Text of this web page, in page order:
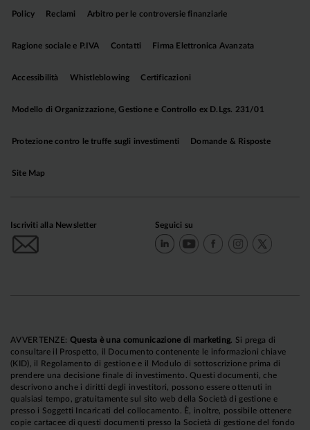
Policy Reclami Arbitro per le controversie finanziarie
Ragione sociale e P.IVA Contatti Firma Elettronica Avanzata
Accessibilità Whistleblowing Certificazioni
Modello di Organizzazione, Gestione e Controllo ex D.Lgs. 231/01
Protezione contro le truffe sugli investimenti Domande & Risposte
Site Map
Iscriviti alla Newsletter Seguici su
AVVERTENZE: Questa è una comunicazione di marketing. Si prega di
consultare il Prospetto, il Documento contenente le informazioni chiave
(KID), il Regolamento di gestione e il Modulo di sottoscrizione prima di
prendere una decisione finale di investimento. Questi documenti, che
descrivono anche i diritti degli investitori, possono essere ottenuti in
qualsiasi tempo, gratuitamente sul sito web della Società di gestione e
presso i Soggetti Incaricati del collocamento. È, inoltre, possibile ottenere
copie cartacee di questi documenti presso la Società di gestione del fondo